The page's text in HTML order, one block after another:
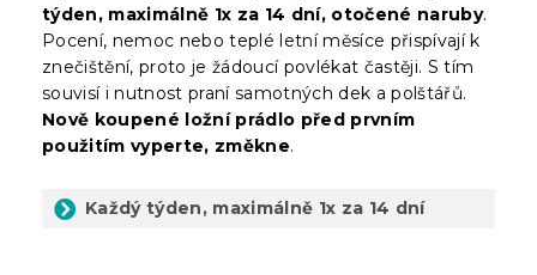
týden, maximálně 1x za 14 dní, otočené naruby.
Pocení, nemoc nebo teplé letní měsíce přispívají k
znečištění, proto je žádoucí povlékat častěji. S tím
souvisí i nutnost praní samotných dek a polštářů.
Nově koupené ložní prádlo před prvním
použitím vyperte, změkne.
Každý týden, maximálně 1x za 14 dní